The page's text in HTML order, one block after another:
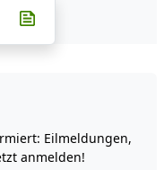
Whatsapp
Teilen auf Telegram
teilen
Post auf X
Eilmeldungen,
anmelden!